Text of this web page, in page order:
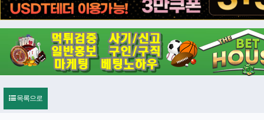
목록으로